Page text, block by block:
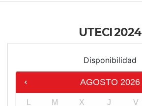
UTECI 2024
Disponibilidad
AGOSTO 2026
M X J V